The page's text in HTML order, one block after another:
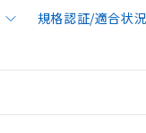
規格認証/適合状況